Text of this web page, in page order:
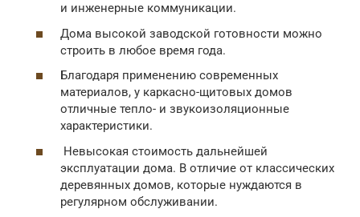
и инженерные коммуникации.
Дома высокой заводской готовности можно
строить в любое время года.
Благодаря применению современных
материалов, у каркасно-щитовых домов
отличные тепло- и звукоизоляционные
характеристики.
Невысокая стоимость дальнейшей
эксплуатации дома. В отличие от классических
деревянных домов, которые нуждаются в
регулярном обслуживании.